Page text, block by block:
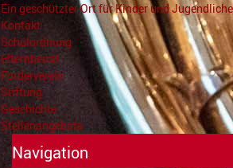
Ein geschützter Ort für Kinder und Jugendliche
Kontakt
Schulordnung
Elternbeirat
Förderverein
Stiftung
Geschichte
Stellenangebote
Navigation